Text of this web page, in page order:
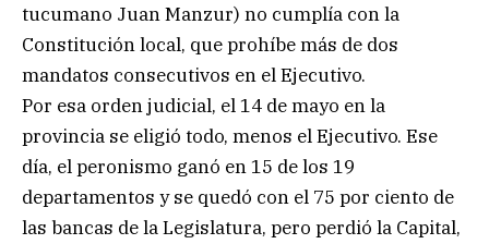
tucumano Juan Manzur) no cumplía con la
Constitución local, que prohíbe más de dos
mandatos consecutivos en el Ejecutivo.
Por esa orden judicial, el 14 de mayo en la
provincia se eligió todo, menos el Ejecutivo. Ese
día, el peronismo ganó en 15 de los 19
departamentos y se quedó con el 75 por ciento de
las bancas de la Legislatura, pero perdió la Capital,